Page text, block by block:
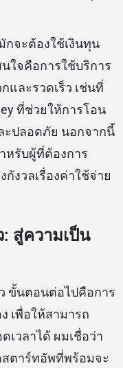
กจะต้องใช้เงินทุน
ใจคือการใช้บริการ
และรวดเร็ว เช่นที่
ที่ช่วยให้การโอน
ละปลอดภัย นอกจากนี้
หรับผู้ที่ต้องการ
งวลเรื่องค่าใช้จ่าย
สู่ความเป็น
ขั้นตอนต่อไปคือการ
เพื่อให้สามารถ
วลาได้ ผมเชื่อว่า
ตาร์ทอัพที่พร้อมจะ